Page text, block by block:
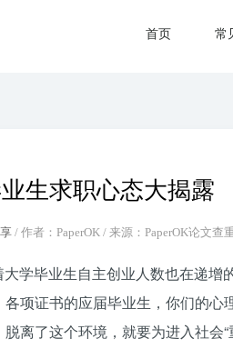
首页 常
业生求职心态大揭露
/ 作者：PaperOK / 来源：PaperOK论文查
学毕业生自主创业人数也在递增
项证书的应届毕业生，你们的心
离了这个环境，就要为进入社会